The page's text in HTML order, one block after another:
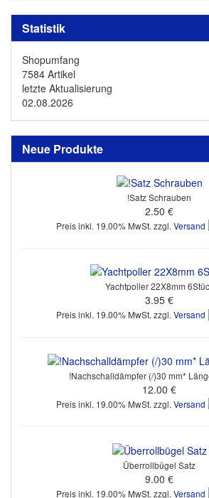
Statistik
Shopumfang
7584 Artikel
letzte Aktualisierung
02.08.2026
Neue Produkte
!Satz Schrauben
2.50 €
Preis inkl. 19.00% MwSt. zzgl. Versand
Yachtpoller 22X8mm
3.95 €
Preis inkl. 19.00% MwSt. zzgl. Versand
!Nachschalldämpfer (/)30 mm*
12.00 €
Preis inkl. 19.00% MwSt. zzgl. Versand
Überrollbügel Satz
9.00 €
Preis inkl. 19.00% MwSt. zzgl. Versand